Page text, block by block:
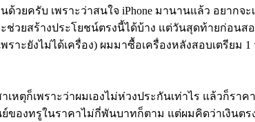
ด้วยครับ เพราะว่าสนใจ iPhone มานานแล้ว อยากจะ
ช่วยสร้างประโยชน์ตรงนี้ได้บ้าง แต่วันสุดท้ายก่อนสอ
ราะยังไม่ได้เครื่อง) ผมมาซื้อเครื่องหลังสอบเตรียม 1
เหตุก็เพราะว่าผมเองไม่ห่วงประกันเท่าไร แล้วก็ราค
ของทรูในราคาไม่กี่พันบาทก็ตาม แต่ผมคิดว่าเงินตร